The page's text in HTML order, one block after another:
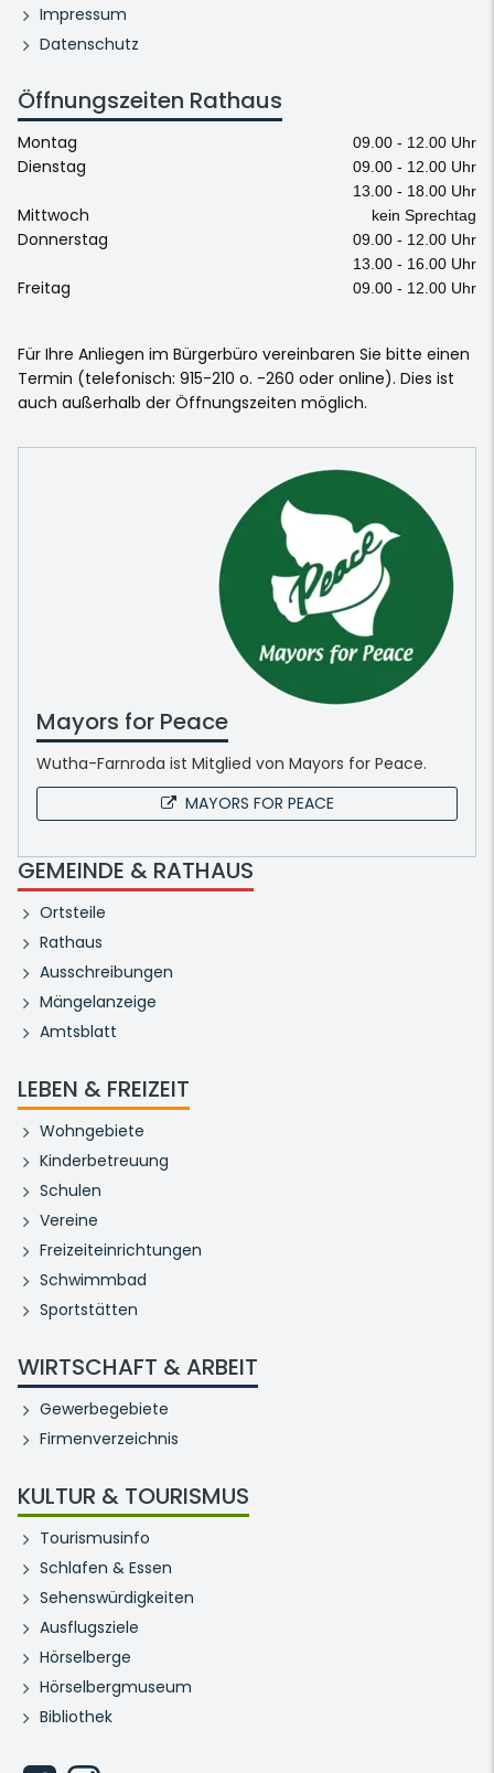
Impressum
Datenschutz
Öffnungszeiten Rathaus
Montag 09.00 - 12.00 Uhr
Dienstag
09.00 - 12.00 Uhr
13.00 - 18.00 Uhr
Mittwoch kein Sprechtag
Donnerstag
09.00 - 12.00 Uhr
13.00 - 16.00 Uhr
Freitag 09.00 - 12.00 Uhr
Für Ihre Anliegen im Bürgerbüro vereinbaren Sie bitte einen
Termin (telefonisch: 915-210 o. -260 oder online). Dies ist
auch außerhalb der Öffnungszeiten möglich.
Mayors for Peace
Wutha-Farnroda ist Mitglied von Mayors for Peace.
MAYORS FOR PEACE
GEMEINDE & RATHAUS
Ortsteile
Rathaus
Ausschreibungen
Mängelanzeige
Amtsblatt
LEBEN & FREIZEIT
Wohngebiete
Kinderbetreuung
Schulen
Vereine
Freizeiteinrichtungen
Schwimmbad
Sportstätten
WIRTSCHAFT & ARBEIT
Gewerbegebiete
Firmenverzeichnis
KULTUR & TOURISMUS
Tourismusinfo
Schlafen & Essen
Sehenswürdigkeiten
Ausflugsziele
Hörselberge
Hörselbergmuseum
Bibliothek